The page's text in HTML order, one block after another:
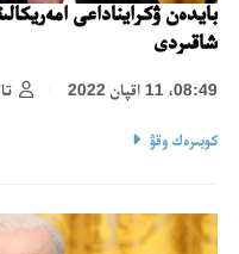
بايدەن ۋكرايناداعى
شاقىردى
08:49، 11 اقپان 2022
كوبىرەك وقۋ